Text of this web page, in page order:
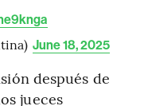
June 18, 2025
después de
jueces